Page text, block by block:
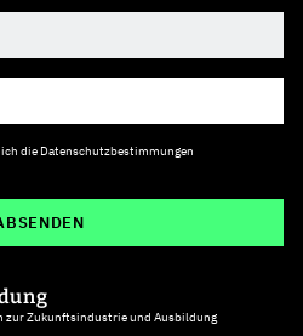
die Datenschutzbestimmungen
zur Zukunftsindustrie und Ausbildung